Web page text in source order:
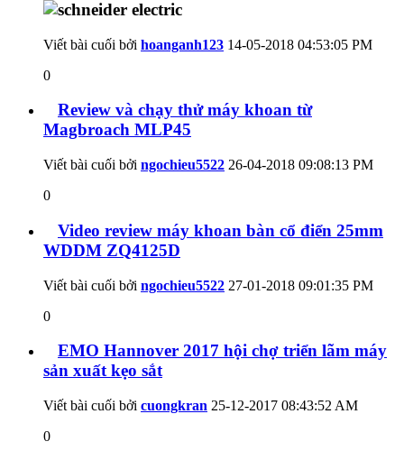
Viết bài cuối bởi hoanganh123 14-05-2018 04:53:05 PM
0
Review và chạy thử máy khoan từ
Magbroach MLP45
Viết bài cuối bởi ngochieu5522 26-04-2018 09:08:13 PM
0
Video review máy khoan bàn cổ điển 25mm
WDDM ZQ4125D
Viết bài cuối bởi ngochieu5522 27-01-2018 09:01:35 PM
0
EMO Hannover 2017 hội chợ triển lãm máy
sản xuất kẹo sắt
Viết bài cuối bởi cuongkran 25-12-2017 08:43:52 AM
0